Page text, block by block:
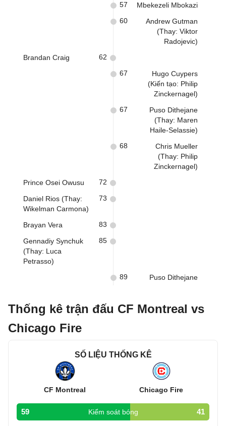
Mbekezeli Mbokazi
57
Andrew Gutman
(Thay: Viktor
Radojevic)
60
Brandan Craig 62
Hugo Cuypers
(Kiến tạo: Philip
Zinckernagel)
67
Puso Dithejane
(Thay: Maren
Haile-Selassie)
67
Chris Mueller
(Thay: Philip
Zinckernagel)
68
Prince Osei Owusu 72
Daniel Rios (Thay:
Wikelman Carmona)
73
Brayan Vera 83
Gennadiy Synchuk
(Thay: Luca
Petrasso)
85
Puso Dithejane
89
Thống kê trận đấu CF Montreal vs
Chicago Fire
SỐ LIỆU THỐNG KÊ
CF Montreal Chicago Fire
59 Kiểm soát bóng 41